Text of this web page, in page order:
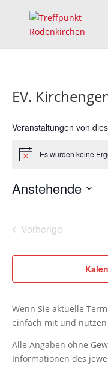
EV.
Veranstaltungen von
HinweisEs wurden keine
Anstehende
Vorherige
Wenn Sie aktuelle
einfach mit und nutzen
Alle Angaben ohne
Informationen des